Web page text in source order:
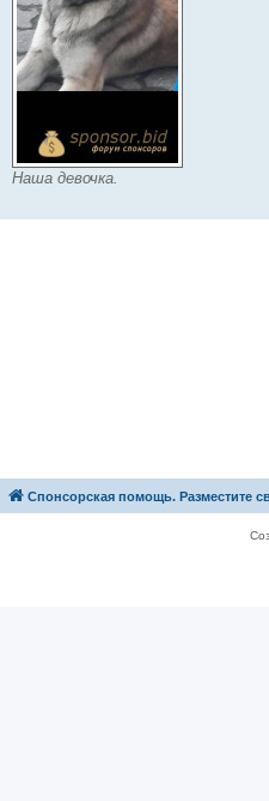
Наша девочка.
Спонсорская помощь. Разместите